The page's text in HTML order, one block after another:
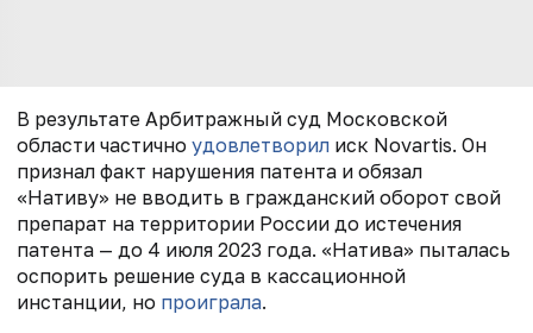
В результате Арбитражный суд Московской
области частично удовлетворил иск Novartis. Он
признал факт нарушения патента и обязал
«Нативу» не вводить в гражданский оборот свой
препарат на территории России до истечения
патента — до 4 июля 2023 года. «Натива» пыталась
оспорить решение суда в кассационной
инстанции, но проиграла.